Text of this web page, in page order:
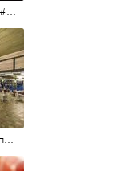
#месяц#луна#африканскаялуна#moon#moon🌙
#ресторанэспиля#restaurantaspils#aspila#candidates#эспланада#концертнаяэстрада